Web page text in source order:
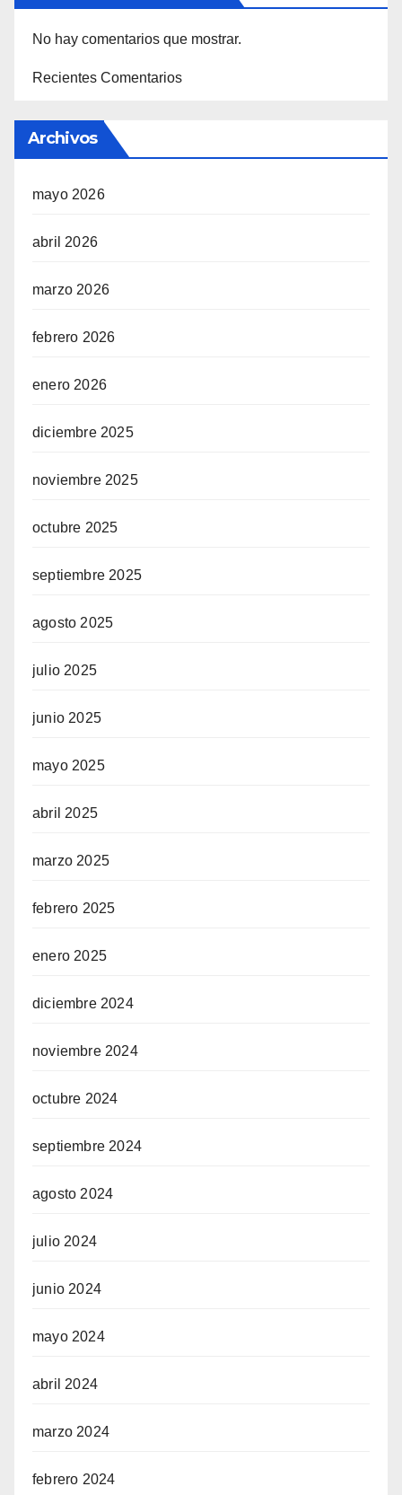
No hay comentarios que mostrar.
Recientes Comentarios
Archivos
mayo 2026
abril 2026
marzo 2026
febrero 2026
enero 2026
diciembre 2025
noviembre 2025
octubre 2025
septiembre 2025
agosto 2025
julio 2025
junio 2025
mayo 2025
abril 2025
marzo 2025
febrero 2025
enero 2025
diciembre 2024
noviembre 2024
octubre 2024
septiembre 2024
agosto 2024
julio 2024
junio 2024
mayo 2024
abril 2024
marzo 2024
febrero 2024